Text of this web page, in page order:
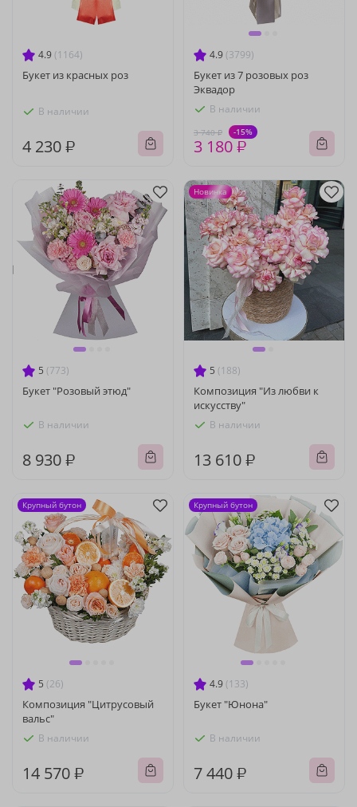
4.9 (1164)
Букет из красных роз
В наличии
4 230 ₽
4.9 (3799)
Букет из 7 розовых роз
Эквадор
В наличии
3 740 ₽ -15%
3 180 ₽
5 (773)
Букет "Розовый этюд"
В наличии
8 930 ₽
5 (188)
Композиция "Из любви к
искусству"
В наличии
13 610 ₽
Новинка
5 (26)
Композиция "Цитрусовый
вальс"
В наличии
14 570 ₽
Крупный бутон
4.9 (133)
Букет "Юнона"
В наличии
7 440 ₽
Крупный бутон